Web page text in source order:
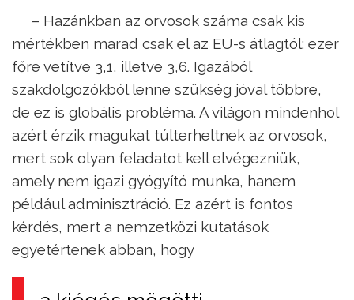
– Hazánkban az orvosok száma csak kis
mértékben marad csak el az EU-s átlagtól: ezer
főre vetítve 3,1, illetve 3,6. Igazából
szakdolgozókból lenne szükség jóval többre,
de ez is globális probléma. A világon mindenhol
azért érzik magukat túlterheltnek az orvosok,
mert sok olyan feladatot kell elvégezniük,
amely nem igazi gyógyító munka, hanem
például adminisztráció. Ez azért is fontos
kérdés, mert a nemzetközi kutatások
egyetértenek abban, hogy